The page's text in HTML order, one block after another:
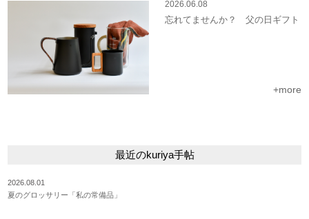
2026.06.08
忘れてませんか？ 父の日ギフト
+more
最近のkuriya手帖
2026.08.01
夏のグロッサリー「私の常備品」